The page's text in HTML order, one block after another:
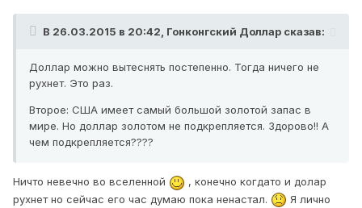
В 26.03.2015 в 20:42, Гонконгский Доллар сказав:
Доллар можно вытеснять постепенно. Тогда ничего не
рухнет. Это раз.
Второе: США имеет самый большой золотой запас в
мире. Но доллар золотом не подкрепляется. Здорово!! А
чем подкрепляется????
Ничто невечно во вселенной
, конечно когдато и долар
рухнет но сейчас его час думаю пока ненастал.
Я лично